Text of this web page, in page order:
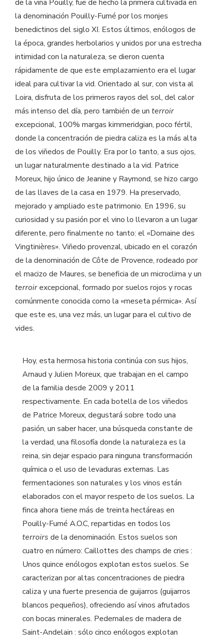
de la viña Pouilly, fue de hecho la primera cultivada en
la denominación Pouilly-Fumé por los monjes
benedictinos del siglo XI. Estos últimos, enólogos de
la época, grandes herbolarios y unidos por una estrecha
intimidad con la naturaleza, se dieron cuenta
rápidamente de que este emplazamiento era el lugar
ideal para cultivar la vid. Orientado al sur, con vista al
Loira, disfruta de los primeros rayos del sol, del calor
más intenso del día, pero también de un terroir
excepcional, 100% margas kimmeridgian, poco fértil,
donde la concentración de piedra caliza es la más alta
de los viñedos de Pouilly. Era por lo tanto, a sus ojos,
un lugar naturalmente destinado a la vid. Patrice
Moreux, hijo único de Jeanine y Raymond, se hizo cargo
de las llaves de la casa en 1979. Ha preservado,
mejorado y ampliado este patrimonio. En 1996, su
curiosidad y su pasión por el vino lo llevaron a un lugar
diferente, pero finalmente no tanto: el «Domaine des
Vingtinières». Viñedo provenzal, ubicado en el corazón
de la denominación de Côte de Provence, rodeado por
el macizo de Maures, se beneficia de un microclima y un
terroirexcepcional, formado por suelos rojos y rocas
comúnmente conocida como la «meseta pérmica». Así
que este es, una vez más, un lugar para el cultivo de
vides.
Hoy, esta hermosa historia continúa con sus hijos,
Arnaud y Julien Moreux, que trabajan en el campo
de la familia desde 2009 y 2011
respectivamente. En cada botella de los viñedos
de Patrice Moreux, degustará sobre todo una
pasión, un saber hacer, una búsqueda constante de
la verdad, una filosofía donde la naturaleza es la
reina, sin dejar espacio para ninguna transformación
química o el uso de levaduras externas. Las
fermentaciones son naturales y los vinos están
elaborados con el mayor respeto de los suelos. La
finca ahora tiene más de treinta hectáreas en
Pouilly-Fumé A.O.C, repartidas en todos los
terroirs de la denominación. Estos suelos son
cuatro en número: Caillottes des champs de cries :
Unos quince enólogos explotan estos suelos. Se
caracterizan por altas concentraciones de piedra
caliza y una fuerte presencia de guijarros (guijarros
blancos pequeños), ofreciendo así vinos afrutados
con bocas minerales. Pedernales de madera de
Saint-Andelain : sólo cinco enólogos explotan